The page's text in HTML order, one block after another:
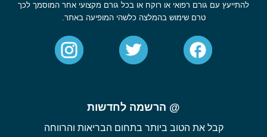
להתייעץ עם גורם רפואי או רוקח או בכל גורם מקצועי אחר המוסמך לכך
טרם שימוש בהמלצה כלשהי המופיעה באתר.
@ הרשמה לחדשות
קבל את הטוב ביותר בתחום הבריאות והרווחה